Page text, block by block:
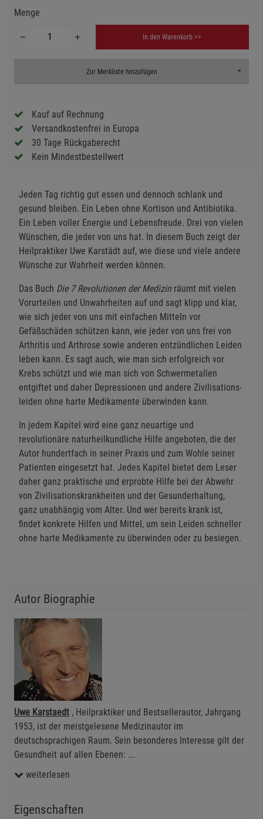
Menge
In den Warenkorb >>
Zur Merkliste hinzufügen Toggle
Kauf auf Rechnung
Versandkostenfrei in Europa
30 Tage Rückgaberecht
Kein Mindestbestellwert
Jeden Tag richtig gut essen und dennoch schlank und
gesund bleiben. Ein Leben ohne Kortison und Antibiotika.
Ein Leben voller Energie und Lebensfreude. Drei von vielen
Wünschen, die jeder von uns hat. In diesem Buch zeigt der
Heilpraktiker Uwe Karstädt auf, wie diese und viele andere
Wünsche zur Wahrheit werden können.
Das Buch Die 7 Revolutionen der Medizin räumt mit vielen
Vorurteilen und Unwahrheiten auf und sagt klipp und klar,
wie sich jeder von uns mit einfachen Mitteln vor
Gefäßschäden schützen kann, wie jeder von uns frei von
Arthritis und Arthrose sowie anderen entzündlichen Leiden
leben kann. Es sagt auch, wie man sich erfolgreich vor
Krebs schützt und wie man sich von Schwermetallen
entgiftet und daher Depressionen und andere Zivilisations-
leiden ohne harte Medikamente überwinden kann.
In jedem Kapitel wird eine ganz neuartige und
revolutionäre naturheilkundliche Hilfe angeboten, die der
Autor hundertfach in seiner Praxis und zum Wohle seiner
Patienten eingesetzt hat. Jedes Kapitel bietet dem Leser
daher ganz praktische und erprobte Hilfe bei der Abwehr
von Zivilisationskrankheiten und der Gesunderhaltung,
ganz unabhängig vom Alter. Und wer bereits krank ist,
findet konkrete Hilfen und Mittel, um sein Leiden schneller
ohne harte Medikamente zu überwinden oder zu besiegen.
Autor Biographie
Uwe Karstaedt , Heilpraktiker und Bestsellerautor, Jahrgang
1953, ist der meistgelesene Medizinautor im
deutschsprachigen Raum. Sein besonderes Interesse gilt der
Gesundheit auf allen Ebenen: ...
weiterlesen
Eigenschaften